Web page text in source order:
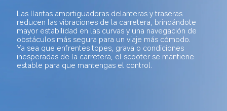
Las llantas amortiguadoras delanteras y traseras
reducen las vibraciones de la carretera, brindándote
mayor estabilidad en las curvas y una navegación de
obstáculos más segura para un viaje más cómodo.
Ya sea que enfrentes topes, grava o condiciones
inesperadas de la carretera, el scooter se mantiene
estable para que mantengas el control.